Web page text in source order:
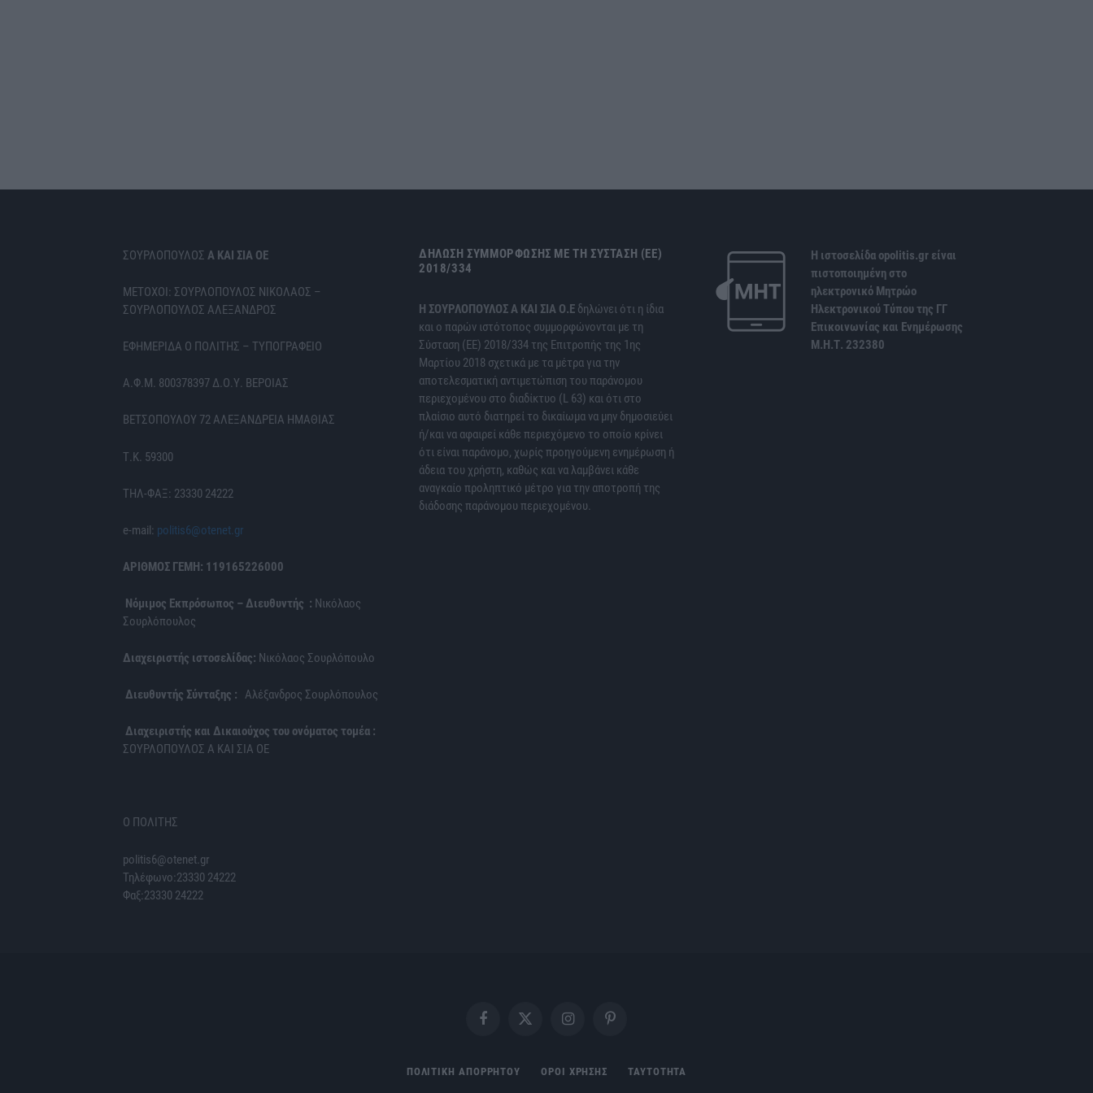
ΣΟΥΡΛΟΠΟΥΛΟΣ Α ΚΑΙ ΣΙΑ ΟΕ
ΜΕΤΟΧΟΙ: ΣΟΥΡΛΟΠΟΥΛΟΣ ΝΙΚΟΛΑΟΣ –
ΣΟΥΡΛΟΠΟΥΛΟΣ ΑΛΕΞΑΝΔΡΟΣ
ΕΦΗΜΕΡΙΔΑ Ο ΠΟΛΙΤΗΣ – ΤΥΠΟΓΡΑΦΕΙΟ
Α.Φ.Μ. 800378397 Δ.Ο.Υ. ΒΕΡΟΙΑΣ
ΒΕΤΣΟΠΟΥΛΟΥ 72 ΑΛΕΞΑΝΔΡΕΙΑ ΗΜΑΘΙΑΣ
Τ.Κ. 59300
ΤΗΛ-ΦΑΞ: 23330 24222
e-mail: politis6@otenet.gr
ΑΡΙΘΜΟΣ ΓΕΜΗ: 119165226000
Νόμιμος Εκπρόσωπος – Διευθυντής : Νικόλαος
Σουρλόπουλος
Διαχειριστής ιστοσελίδας: Νικόλαος Σουρλόπουλο
Διευθυντής Σύνταξης : Αλέξανδρος Σουρλόπουλος
Διαχειριστής και Δικαιούχος του ονόματος τομέα :
ΣΟΥΡΛΟΠΟΥΛΟΣ Α ΚΑΙ ΣΙΑ ΟΕ
Ο ΠΟΛΙΤΗΣ
politis6@otenet.gr
Τηλέφωνο:23330 24222
Φαξ:23330 24222
ΔΉΛΩΣΗ ΣΥΜΜΌΡΦΩΣΗΣ ΜΕ ΤΗ ΣΎΣΤΑΣΗ (ΕΕ)
2018/334
H ΣΟΥΡΛΟΠΟΥΛΟΣ Α ΚΑΙ ΣΙΑ Ο.Ε δηλώνει ότι η ίδια
και ο παρών ιστότοπος συμμορφώνονται με τη
Σύσταση (ΕΕ) 2018/334 της Επιτροπής της 1ης
Μαρτίου 2018 σχετικά με τα μέτρα για την
αποτελεσματική αντιμετώπιση του παράνομου
περιεχομένου στο διαδίκτυο (L 63) και ότι στο
πλαίσιο αυτό διατηρεί το δικαίωμα να μην δημοσιεύει
ή/και να αφαιρεί κάθε περιεχόμενο το οποίο κρίνει
ότι είναι παράνομο, χωρίς προηγούμενη ενημέρωση ή
άδεια του χρήστη, καθώς και να λαμβάνει κάθε
αναγκαίο προληπτικό μέτρο για την αποτροπή της
διάδοσης παράνομου περιεχομένου.
Η ιστοσελίδα opolitis.gr είναι
πιστοποιημένη στο
ηλεκτρονικό Μητρώο
Ηλεκτρονικού Τύπου της ΓΓ
Επικοινωνίας και Ενημέρωσης
Μ.Η.Τ. 232380
FacebookX
InstagramPinterest
ΠΟΛΙΤΙΚΗ ΑΠΟΡΡΗΤΟΥ ΟΡΟΙ ΧΡΗΣΗΣ ΤΑΥΤΟΤΗΤΑ